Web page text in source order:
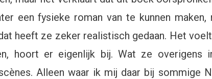
een fysieke roman van te kunnen
heeft ze zeker realistisch gedaan. Het
hoort er eigenlijk bij. Wat ze overigens
Alleen waar ik mij daar bij sommige